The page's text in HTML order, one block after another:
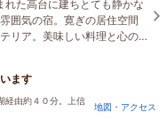
た高台に建ちとても静かな
囲気の宿。寛ぎの居住空間
リア。美味しい料理と心の
サービスが魅力
ます
経由約４０分。上信
地図・アクセス